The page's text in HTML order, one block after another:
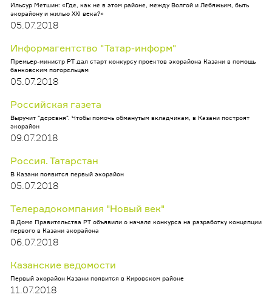
Ильсур Метшин: «Где, как не в этом районе, между Волгой и Лебяжьим, быть
экорайону и жилью XXI века?»
05.07.2018
Информагентство "Татар-информ"
Премьер-министр РТ дал старт конкурсу проектов экорайона Казани в помощь
банковским погорельцам
05.07.2018
Российская газета
Выручит "деревня". Чтобы помочь обманутым вкладчикам, в Казани построят
экорайон
09.07.2018
Россия. Татарстан
В Казани появится первый экорайон
05.07.2018
Телерадокомпания "Новый век"
В Доме Правительства РТ объявили о начале конкурса на разработку концепции
первого в Казани экорайона
06.07.2018
Казанские ведомости
Первый экорайон Казани появится в Кировском районе
11.07.2018